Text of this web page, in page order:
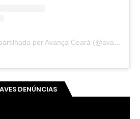
Uma publicação compartilhada por Avança Ceará (@avancaceara)
DENÚNCIAS